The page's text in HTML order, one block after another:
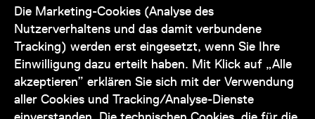
Die Marketing-Cookies (Analyse des
Nutzerverhaltens und das damit verbundene
Tracking) werden erst eingesetzt, wenn Sie Ihre
Einwilligung dazu erteilt haben. Mit Klick auf „Alle
akzeptieren” erklären Sie sich mit der Verwendung
aller Cookies und Tracking/Analyse-Dienste
zu den Öffnungszeiten des Museums
auch telefonisch zur Verfügung:
+43 1 505 87 47 85173
service@wienmuseum.at